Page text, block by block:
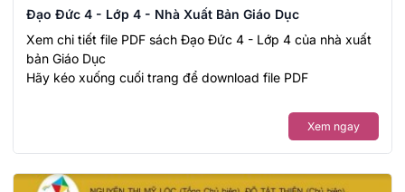
Đạo Đức 4 - Lớp 4 - Nhà Xuất Bản Giáo Dục
Xem chi tiết file PDF sách Đạo Đức 4 - Lớp 4 của nhà xuất
bản Giáo Dục
Hãy kéo xuống cuối trang để download file PDF
Xem ngay